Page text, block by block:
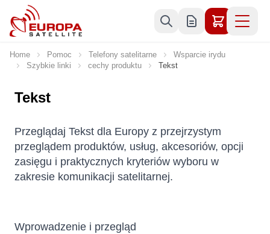
Skip to Content
Home Pomoc Telefony satelitarne
Wsparcie irydu
Szybkie linki
cechy produktu Tekst
Tekst
Przeglądaj Tekst dla Europy z przejrzystym
przeglądem produktów, usług, akcesoriów, opcji
zasięgu i praktycznych kryteriów wyboru w
zakresie komunikacji satelitarnej.
Wprowadzenie i przegląd